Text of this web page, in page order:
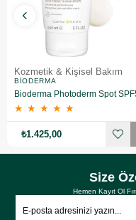
Kozmetik & Kişisel Bakım
BIODERMA
★ ★ ★ ★ ★
₺1.425,00
Size
Hemen Kayıt Ol